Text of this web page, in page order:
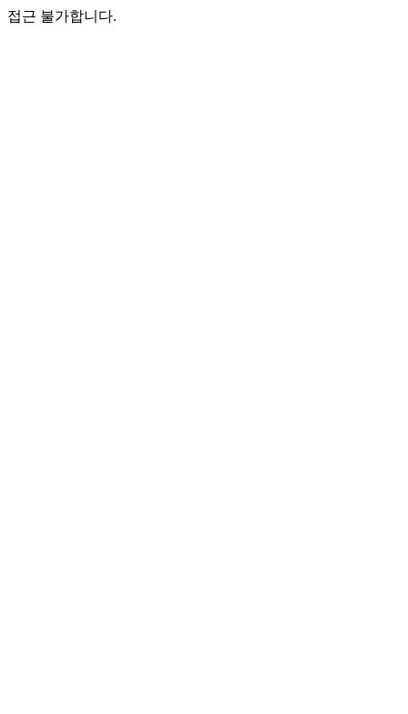
접근 불가합니다.